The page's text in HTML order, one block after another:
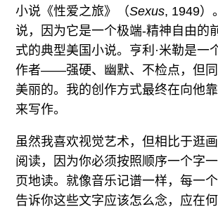
小说《性爱之旅》（Sexus, 1949）
说，因为它是一个极端-精神自由的
式的典型美国小说。亨利·米勒是一
作者——强硬、幽默、不检点，但
美丽的。我的创作方式最终在向他
来写作。
虽然我喜欢视觉艺术，但相比于逛
阅读，因为你必须按照顺序一个字
页地读。就像音乐记谱一样，每一
告诉你这些文字应该怎么念，应在